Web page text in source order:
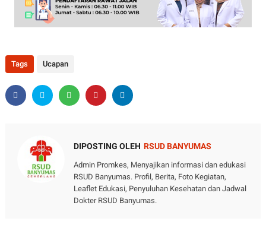
Tags Ucapan
DIPOSTING OLEH RSUD BANYUMAS
Admin Promkes, Menyajikan informasi dan edukasi
RSUD Banyumas. Profil, Berita, Foto Kegiatan,
Leaflet Edukasi, Penyuluhan Kesehatan dan Jadwal
Dokter RSUD Banyumas.